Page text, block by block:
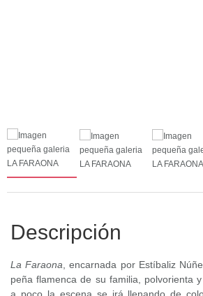
Descripción
La Faraona , encarnada por Estíbaliz
peña flamenca de su familia, polvorienta
a poco la escena se irá llenando de